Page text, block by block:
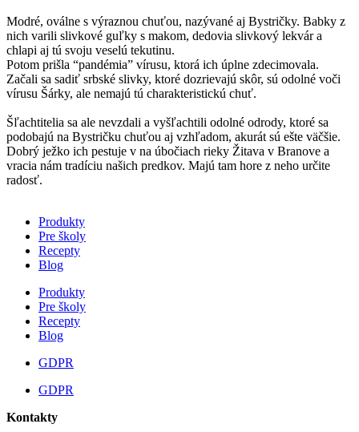
Modré, oválne s výraznou chuťou, nazývané aj Bystričky. Babky z
nich varili slivkové guľky s makom, dedovia slivkový lekvár a
chlapi aj tú svoju veselú tekutinu.
Potom prišla “pandémia” vírusu, ktorá ich úplne zdecimovala.
Začali sa sadiť srbské slivky, ktoré dozrievajú skôr, sú odolné voči
vírusu Šárky, ale nemajú tú charakteristickú chuť.
Šľachtitelia sa ale nevzdali a vyšľachtili odolné odrody, ktoré sa
podobajú na Bystričku chuťou aj vzhľadom, akurát sú ešte väčšie.
Dobrý ježko ich pestuje v na úbočiach rieky Žitava v Branove a
vracia nám tradíciu našich predkov. Majú tam hore z neho určite
radosť.
Produkty
Pre školy
Recepty
Blog
Produkty
Pre školy
Recepty
Blog
GDPR
GDPR
Kontakty